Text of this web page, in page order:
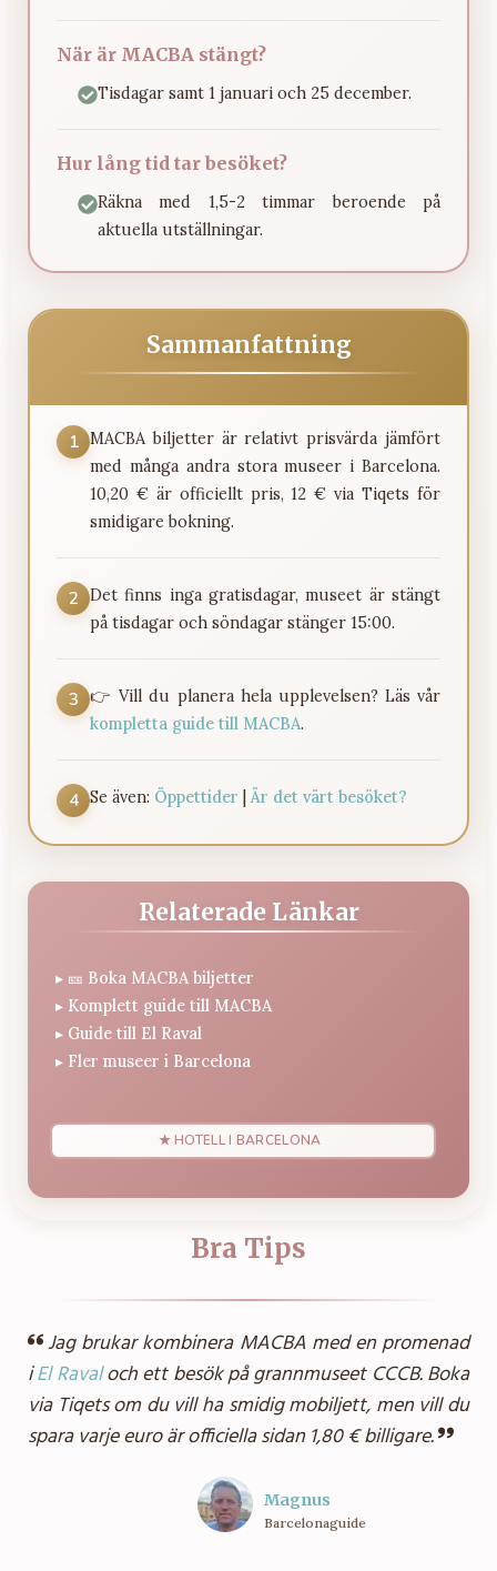
Bra Tips
Jag brukar kombinera MACBA med en promenad
iEl Ravaloch ett besök på grannmuseet CCCB. Boka
via Tiqets om du vill ha smidig mobiljett, men vill du
spara varje euro är officiella sidan 1,80 € billigare.
Magnus
Barcelonaguide
När är MACBA stängt?
Tisdagar samt 1 januari och 25 december.
Hur lång tid tar besöket?
Räkna med 1,5-2 timmar beroende på
aktuella utställningar.
Sammanfattning
1 MACBA biljetter är relativt prisvärda jämfört
med många andra stora museer i Barcelona.
10,20 € är officiellt pris, 12 € via Tiqets för
smidigare bokning.
2
Det finns inga gratisdagar, museet är stängt
på tisdagar och söndagar stänger 15:00.
3
👉 Vill du planera hela upplevelsen? Läs vår
kompletta guide till MACBA.
4 Se även: Öppettider |Är det värt besöket?
Relaterade Länkar
▸ 🎫 Boka MACBA biljetter
▸ Komplett guide till MACBA
▸ Guide till El Raval
▸ Fler museer i Barcelona
★ HOTELL I BARCELONA